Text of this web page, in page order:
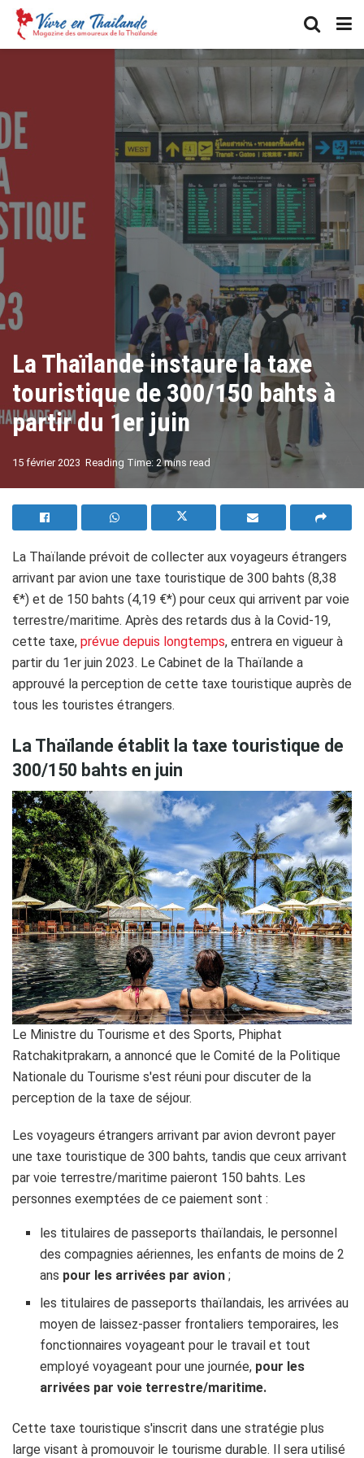
La Thaïlande instaure la taxe
touristique de 300/150 bahts à
partir du 1er juin
15 février 2023 Reading Time: 2 mins read
La Thaïlande prévoit de collecter aux voyageurs étrangers
arrivant par avion une taxe touristique de 300 bahts (8,38
€*) et de 150 bahts (4,19 €*) pour ceux qui arrivent par voie
terrestre/maritime. Après des retards dus à la Covid-19,
cette taxe, prévue depuis longtemps, entrera en vigueur à
partir du 1er juin 2023. Le Cabinet de la Thaïlande a
approuvé la perception de cette taxe touristique auprès de
tous les touristes étrangers.
La Thaïlande établit la taxe touristique de
300/150 bahts en juin
Le Ministre du Tourisme et des Sports, Phiphat
Ratchakitprakarn, a annoncé que le Comité de la Politique
Nationale du Tourisme s'est réuni pour discuter de la
perception de la taxe de séjour.
Les voyageurs étrangers arrivant par avion devront payer
une taxe touristique de 300 bahts, tandis que ceux arrivant
par voie terrestre/maritime paieront 150 bahts. Les
personnes exemptées de ce paiement sont :
les titulaires de passeports thaïlandais, le personnel
des compagnies aériennes, les enfants de moins de 2
ans pour les arrivées par avion;
les titulaires de passeports thaïlandais, les arrivées au
moyen de laissez-passer frontaliers temporaires, les
fonctionnaires voyageant pour le travail et tout
employé voyageant pour une journée, pour les
arrivées par voie terrestre/maritime.
Cette taxe touristique s'inscrit dans une stratégie plus
large visant à promouvoir le tourisme durable. Il sera utilisé